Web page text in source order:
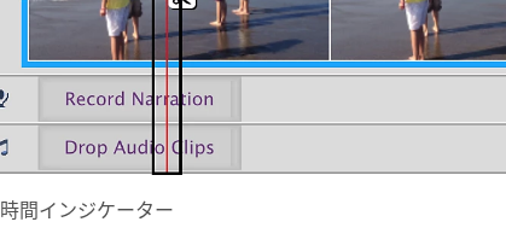
時間インジケーター